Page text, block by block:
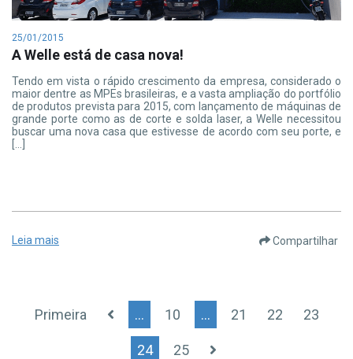
25/01/2015
A Welle está de casa nova!
Tendo em vista o rápido crescimento da empresa, considerado o
maior dentre as MPEs brasileiras, e a vasta ampliação do portfólio
de produtos prevista para 2015, com lançamento de máquinas de
grande porte como as de corte e solda laser, a Welle necessitou
buscar uma nova casa que estivesse de acordo com seu porte, e
Leia mais Compartilhar
Primeira ... 10 ... 21 22 23
24 25